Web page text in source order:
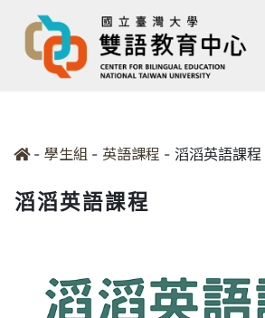
- 學生組 - 英語課程 - 滔滔英語課程
滔滔英語課程